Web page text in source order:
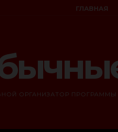
ГЛАВНАЯ
ОРГАНИЗАТОР